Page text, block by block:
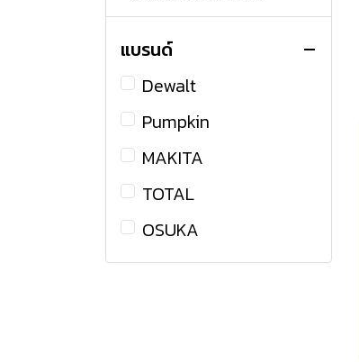
เครื่องสกัดไฟฟ้า
เลื่อยวงเดือนไฟฟ้า
เครื่องเป่าลมร้อนไฟฟ้า
ทริมเมอร์ไฟฟ้า เร้าเตอร์
ไฟฟ้า
เครื่องขัดกระดาษทราย
ไฟฟ้า
เลื่อยจิ๊กซอว์ไฟฟ้า
ปั้มลมไร้สาย
เลื่อยโซ่ไร้สาย
เลื่อยองศาไร้สาย โต๊ะ
เลื่อยองศาไร้สาย
มัลติทูลส์ไร้สาย
กบไสไม้ไร้สาย
ปืนยิงตะปูไร้สาย
แบรนด์
Dewalt
Pumpkin
MAKITA
TOTAL
OSUKA